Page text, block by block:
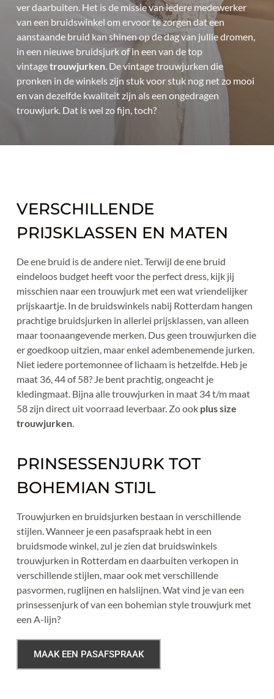
ver daarbuiten. Het is de missie van iedere medewerker
van een bruidswinkel om ervoor te zorgen dat een
aanstaande bruid kan shinen op de dag van jullie dromen,
in een nieuwe bruidsjurk of in een van de top
vintage trouwjurken. De vintage trouwjurken die
pronken in de winkels zijn stuk voor stuk nog net zo mooi
en van dezelfde kwaliteit zijn als een ongedragen
trouwjurk. Dat is wel zo fijn, toch?
VERSCHILLENDE
PRIJSKLASSEN EN MATEN
De ene bruid is de andere niet. Terwijl de ene bruid
eindeloos budget heeft voor the perfect dress, kijk jij
misschien naar een trouwjurk met een wat vriendelijker
prijskaartje. In de bruidswinkels nabij Rotterdam hangen
prachtige bruidsjurken in allerlei prijsklassen, van alleen
maar toonaangevende merken. Dus geen trouwjurken die
er goedkoop uitzien, maar enkel adembenemende jurken.
Niet iedere portemonnee of lichaam is hetzelfde. Heb je
maat 36, 44 of 58? Je bent prachtig, ongeacht je
kledingmaat. Bijna alle trouwjurken in maat 34 t/m maat
58 zijn direct uit voorraad leverbaar. Zo ook plus size
trouwjurken.
PRINSESSENJURK TOT
BOHEMIAN STIJL
Trouwjurken en bruidsjurken bestaan in verschillende
stijlen. Wanneer je een pasafspraak hebt in een
bruidsmode winkel, zul je zien dat bruidswinkels
trouwjurken in Rotterdam en daarbuiten verkopen in
verschillende stijlen, maar ook met verschillende
pasvormen, ruglijnen en halslijnen. Wat vind je van een
prinsessenjurk of van een bohemian style trouwjurk met
een A-lijn?
MAAK EEN PASAFSPRAAK